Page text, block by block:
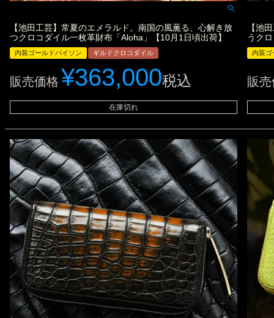
【池田工芸】常夏のエメラルド。南国の風薫る、心解き放
つクロコダイル一枚革財布「Aloha」【10月1日頃出荷】
内装ゴールドパイソン ギルドクロコダイル
販売価格 ¥363,000税込
在庫切れ
【池
うク
内装ゴ
販